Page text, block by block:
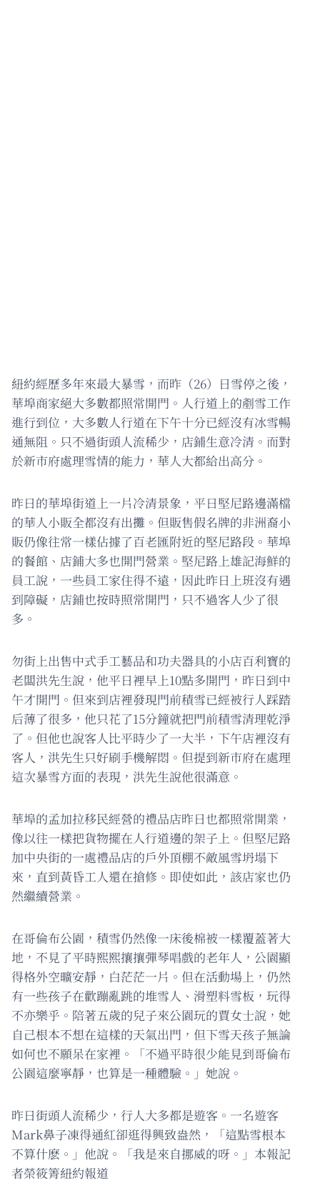
紐約經歷多年來最大暴雪，而昨（26）日雪停之後，
華埠商家絕大多數都照常開門。人行道上的剷雪工作
進行到位，大多數人行道在下午十分已經沒有冰雪暢
通無阻。只不過街頭人流稀少，店鋪生意冷清。而對
於新市府處理雪情的能力，華人大都給出高分。
昨日的華埠街道上一片冷清景象，平日堅尼路邊滿檔
的華人小販全都沒有出攤。但販售假名牌的非洲裔小
販仍像往常一樣佔據了百老匯附近的堅尼路段。華埠
的餐館、店鋪大多也開門營業。堅尼路上雄記海鮮的
員工說，一些員工家住得不遠，因此昨日上班沒有遇
到障礙，店鋪也按時照常開門，只不過客人少了很
多。
勿街上出售中式手工藝品和功夫器具的小店百利寶的
老闆洪先生說，他平日裡早上10點多開門，昨日到中
午才開門。但來到店裡發現門前積雪已經被行人踩踏
后薄了很多，他只花了15分鐘就把門前積雪清理乾淨
了。但他也說客人比平時少了一大半，下午店裡沒有
客人，洪先生只好刷手機解悶。但提到新市府在處理
這次暴雪方面的表現，洪先生說他很滿意。
華埠的孟加拉移民經營的禮品店昨日也都照常開業，
像以往一樣把貨物擺在人行道邊的架子上。但堅尼路
加中央街的一處禮品店的戶外頂棚不敵風雪坍塌下
來，直到黃昏工人還在搶修。即使如此，該店家也仍
然繼續營業。
在哥倫布公園，積雪仍然像一床後棉被一樣覆蓋著大
地，不見了平時熙熙攘攘彈琴唱戲的老年人，公園顯
得格外空曠安靜，白茫茫一片。但在活動場上，仍然
有一些孩子在歡蹦亂跳的堆雪人、滑塑料雪板，玩得
不亦樂乎。陪著五歲的兒子來公園玩的賈女士說，她
自己根本不想在這樣的天氣出門，但下雪天孩子無論
如何也不願呆在家裡。「不過平時很少能見到哥倫布
公園這麼寧靜，也算是一種體驗。」她說。
昨日街頭人流稀少，行人大多都是遊客。一名遊客
Mark鼻子凍得通紅卻逛得興致盎然，「這點雪根本
不算什麽。」他說。「我是來自挪威的呀。」本報記
者榮筱箐紐約報道